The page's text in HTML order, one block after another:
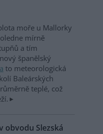
moře u Mallorky
mírně
a tím
španělský
to meteorologická
Baleárských
teplé, což
obvodu Slezská